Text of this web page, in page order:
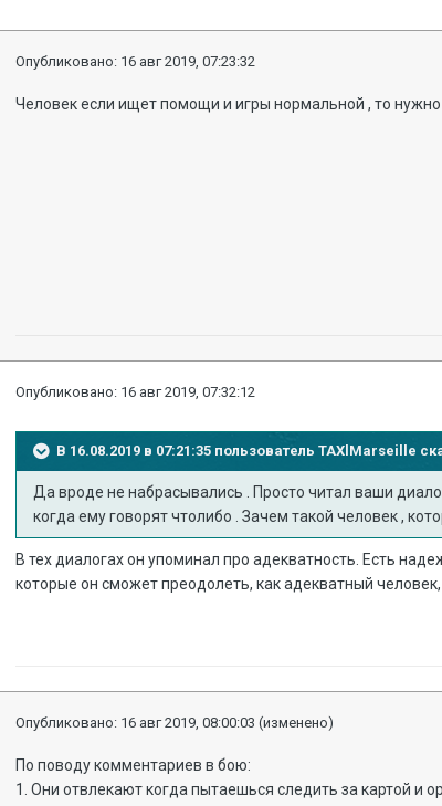
Опубликовано: 16 авг 2019, 07:23:32
Человек если ищет помощи и игры нормальной , то
Опубликовано: 16 авг 2019, 07:32:12
В 16.08.2019 в 07:21:35 пользовательTAXlMarseille
Да вроде не набрасывались . Просто читал ваши
когда ему говорят чтолибо . Зачем такой человек ,
В тех диалогах он упоминал про адекватность. Есть
которые он сможет преодолеть, как адекватный
Опубликовано: 16 авг 2019, 08:00:03 (изменено)
По поводу комментариев в бою:
1. Они отвлекают когда пытаешься следить за картой и